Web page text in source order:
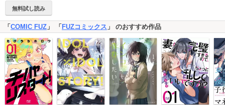
無料試し読み
「COMIC FUZ 」 「FUZコミックス 」 のおすすめ作品